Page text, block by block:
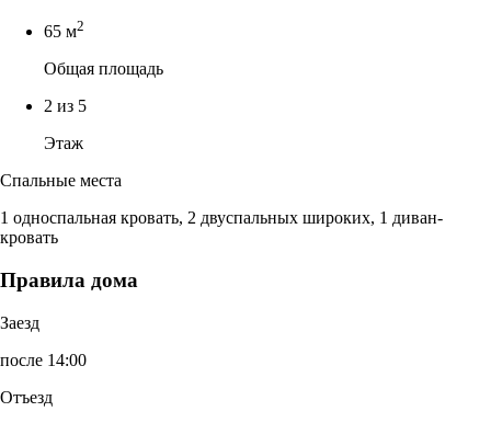
65 м2
Общая площадь
2 из 5
Этаж
Спальные места
1 односпальная кровать, 2 двуспальных широких, 1 диван-
кровать
Правила дома
Заезд
после 14:00
Отъезд